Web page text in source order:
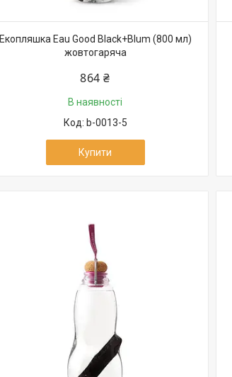
Екопляшка Eau Good Black+Blum (800 мл)
жовтогаряча
864 ₴
В наявності
b-0013-5
Купити